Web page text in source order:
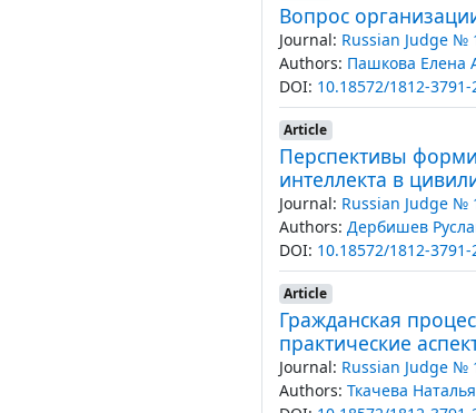
Вопрос
Journal: Russian Judge №
Authors: Пашкова Елена
DOI: 10.18572/1812-
Article
Перспективы
интеллекта в
Journal: Russian Judge №
Authors: Дербишев
DOI: 10.18572/1812-
Article
Гражданская
практические
Journal: Russian Judge №
Authors: Ткачева